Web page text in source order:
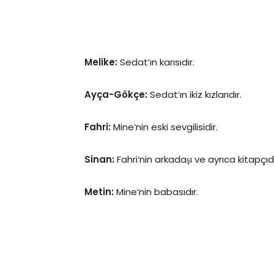
Melike:Sedat’ın karısıdır.
Ayça-Gökçe:Sedat’ın ikiz kızlarıdır.
Fahri:Mine’nin eski sevgilisidir.
Sinan:Fahri’nin arkadaşı ve ayrıca
Metin:Mine’nin babasıdır.